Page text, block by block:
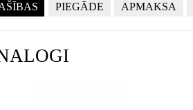
PIEGĀDE APMAKSA